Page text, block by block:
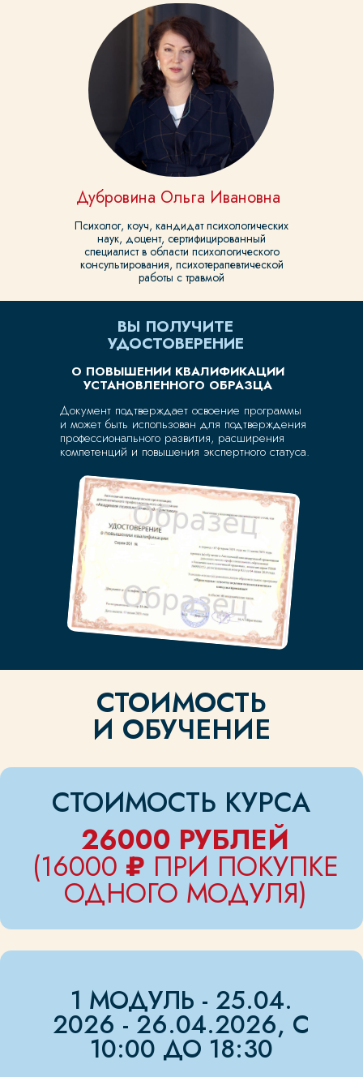
Психолог, коуч, кандидат психологических
наук, доцент, сертифицированный
специалист в области психологического
консультирования, психотерапевтической
работы с травмой
Дубровина Ольга Ивановна
ВЫ ПОЛУЧИТЕ
УДОСТОВЕРЕНИЕ
О ПОВЫШЕНИИ КВАЛИФИКАЦИИ
УСТАНОВЛЕННОГО ОБРАЗЦА
Документ подтверждает освоение программы
и может быть использован для подтверждения
профессионального развития, расширения
компетенций и повышения экспертного статуса.
2026 - 26.04.2026, С
10:00 ДО 18:30
2 МОДУЛЬ 30.05.2026 -
31.05.2026, С 10:00 ДО
18:30
ЗАПИСАТЬСЯ
Ответим на вопросы и поможем
записаться
ОСТАВЬТЕ КОНТАКТЫ
СВЯЗАТЬСЯ С НАМИ
В УДОБНОМ ДЛЯ
ВАС ФОРМАТЕ